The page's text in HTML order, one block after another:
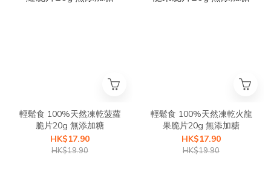
輕鬆食 100%天然凍乾菠蘿
脆片20g 無添加糖
HK$17.90
HK$19.90
輕鬆食 100%天然凍乾火龍
果脆片20g 無添加糖
HK$17.90
HK$19.90